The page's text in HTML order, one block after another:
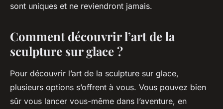
sont uniques et ne reviendront jamais.
Comment découvrir l’art de la
sculpture sur glace ?
Pour découvrir l’art de la sculpture sur glace,
plusieurs options s’offrent à vous. Vous pouvez bien
sûr vous lancer vous-même dans l’aventure, en